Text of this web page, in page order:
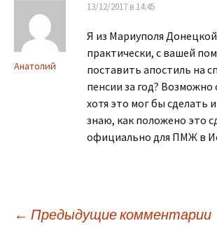
Анатолий
13/12/2017 в 14:45
Я из Мариуполя
практически, с вашей
поставить апостиль на
пенсии за год? Возможно
хотя это мог бы сделать
знаю, как положено это
официально для ПМЖ в
← Предыдущие комментарии